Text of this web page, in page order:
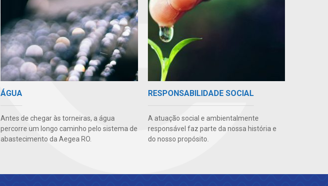
ÁGUA
Antes de chegar às torneiras, a água
percorre um longo caminho pelo sistema de
abastecimento da Aegea RO.
RESPONSABILIDADE SOCIAL
A atuação social e ambientalmente
responsável faz parte da nossa história e
do nosso propósito.